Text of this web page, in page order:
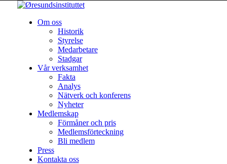
Om oss
Historik
Styrelse
Medarbetare
Stadgar
Vår verksamhet
Fakta
Analys
Nätverk och konferens
Nyheter
Medlemskap
Förmåner och pris
Medlemsförteckning
Bli medlem
Press
Kontakta oss